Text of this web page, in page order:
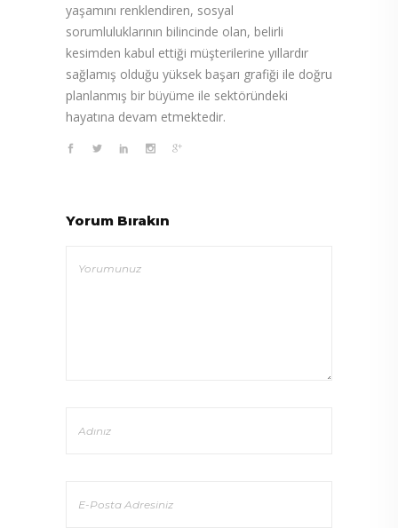
yaşamını renklendiren, sosyal
sorumluluklarının bilincinde olan, belirli
kesimden kabul ettiği müşterilerine yıllardır
sağlamış olduğu yüksek başarı grafiği ile doğru
planlanmış bir büyüme ile sektöründeki
hayatına devam etmektedir.
Yorum Bırakın